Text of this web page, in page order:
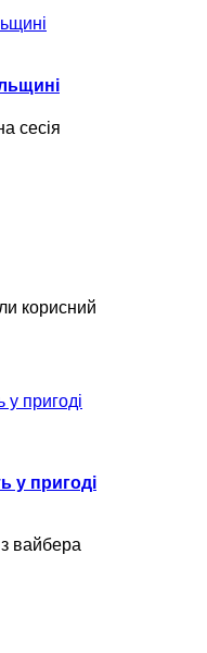
сесія
корисний
у пригоді
вайбера